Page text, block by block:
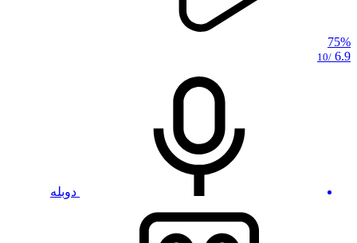
75%
6.9
/10
دوبله